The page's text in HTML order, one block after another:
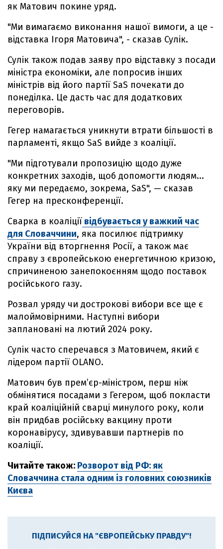
як Матович покине уряд.
"Ми вимагаємо виконання нашої вимоги, а це -
відставка Ігоря Матовича", - сказав Сулік.
Сулік також подав заяву про відставку з посади
міністра економіки, але попросив інших
міністрів від його партії SaS почекати до
понеділка. Це дасть час для додаткових
переговорів.
Гегер намагається уникнути втрати більшості в
парламенті, якщо SaS вийде з коаліції.
"Ми підготували пропозицію щодо дуже
конкретних заходів, щоб допомогти людям...
яку ми передаємо, зокрема, SaS", — сказав
Гегер на пресконференції.
Сварка в коаліції відбувається у важкий час
для Словаччини, яка посилює підтримку
України від вторгнення Росії, а також має
справу з європейською енергетичною кризою,
спричиненою занепокоєнням щодо поставок
російського газу.
Розвал уряду чи дострокові вибори все ще є
малоймовірними. Наступні вибори
заплановані на лютий 2024 року.
Сулік часто сперечався з Матовичем, який є
лідером партії OLANO.
Матович був прем’єр-міністром, перш ніж
обмінятися посадами з Гегером, щоб покласти
край коаліційній сварці минулого року, коли
він придбав російську вакцину проти
коронавірусу, здивувавши партнерів по
коаліції.
Читайте також: Розворот від РФ: як
Словаччина стала одним із головних союзників
Києва
ПІДПИСУЙСЯ НА "ЄВРОПЕЙСЬКУ ПРАВДУ"!